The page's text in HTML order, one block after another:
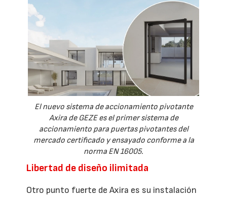
El nuevo sistema de accionamiento pivotante
Axira de GEZE es el primer sistema de
accionamiento para puertas pivotantes del
mercado certificado y ensayado conforme a la
norma EN 16005.
Libertad de diseño ilimitada
Otro punto fuerte de Axira es su instalación